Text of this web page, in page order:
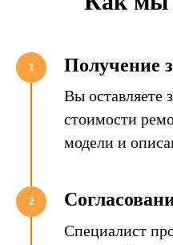
1 Получение
Вы оставляете
стоимости
модели и
2
Специалист